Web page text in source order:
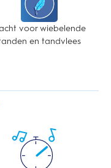
voor wiebelende
en tandvlees